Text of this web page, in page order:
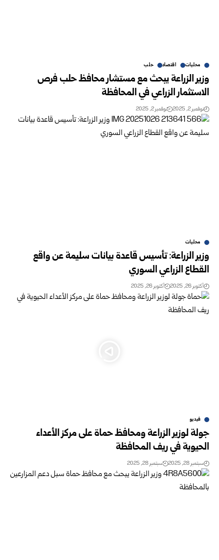
محليات اقتصاد حلب
وزير الزراعة يبحث مع مستشار محافظ حلب فرص
الاستثمار الزراعي في المحافظة
نوفمبر 2, 2025 نوفمبر 2, 2025
محليات
وزير الزراعة: تأسيس قاعدة بيانات سليمة عن واقع
القطاع الزراعي السوري
أكتوبر 26, 2025 أكتوبر 26, 2025
فيديو
جولة لوزير الزراعة ومحافظ حماة على مركز الأعداء
الحيوية في ريف المحافظة
سبتمبر 28, 2025 سبتمبر 28, 2025